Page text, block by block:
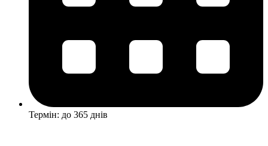
Термін: до 365 днів